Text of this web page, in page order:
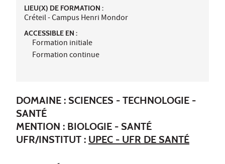
LIEU(X) DE FORMATION :
Créteil - Campus Henri Mondor
ACCESSIBLE EN :
Formation initiale
Formation continue
DOMAINE : SCIENCES - TECHNOLOGIE -
SANTÉ
MENTION : BIOLOGIE - SANTÉ
UFR/INSTITUT : UPEC - UFR DE SANTÉ